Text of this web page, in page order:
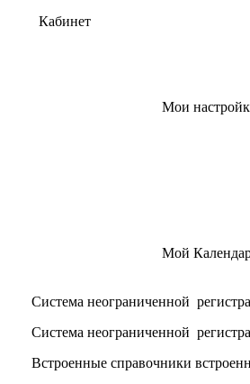
Кабинет
Мои
Мой
Система неограниченной
Система неограниченной
Встроенные справочники